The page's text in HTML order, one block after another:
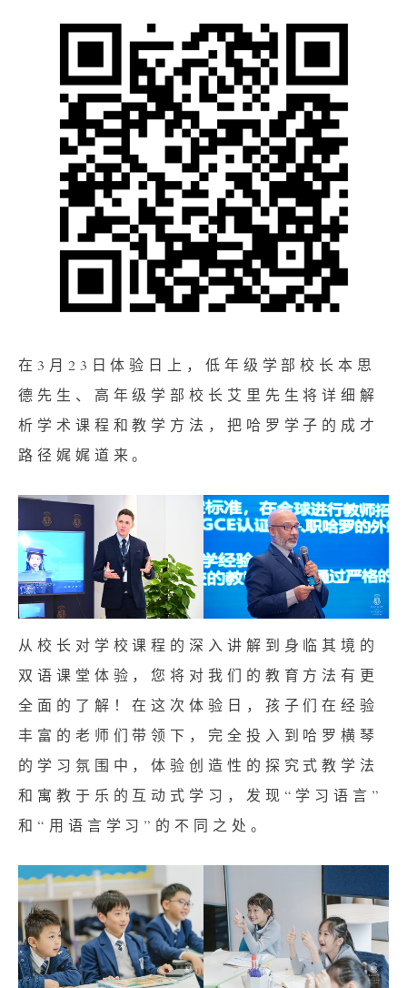
在3月23日体验日上，低年级学部校长本思
德先生、高年级学部校长艾里先生将详细解
析学术课程和教学方法，把哈罗学子的成才
路径娓娓道来。
从校长对学校课程的深入讲解到身临其境的
双语课堂体验，您将对我们的教育方法有更
全面的了解！在这次体验日，孩子们在经验
丰富的老师们带领下，完全投入到哈罗横琴
的学习氛围中，体验创造性的探究式教学法
和寓教于乐的互动式学习，发现“学习语言”
和“用语言学习”的不同之处。